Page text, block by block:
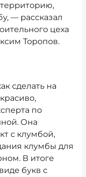
— рассказал
цеха
Торопов.
сделать на
по
Она
с клумбой,
клумбы для
В итоге
букв с